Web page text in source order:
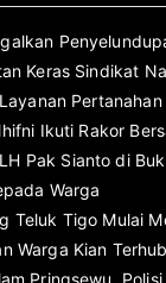
Keras Sindikat
Ikuti Rakor
Pak Sianto di
Warga
Teluk Tigo Mulai
Warga Kian
Pringsewu,